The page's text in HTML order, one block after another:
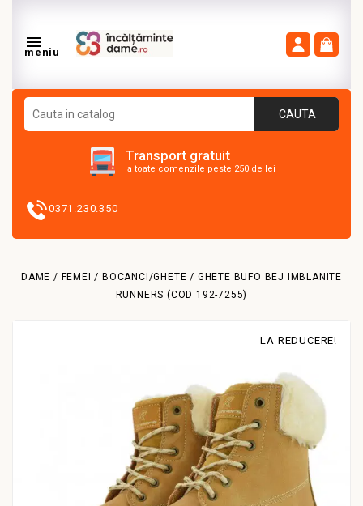

meniu
CAUTA
Transport gratuit
la toate comenzile peste 250 de lei
0371.230.350
DAME / FEMEI BOCANCI/GHETE
GHETE BUFO BEJ IMBLANITE
RUNNERS (COD 192-7255)
LA REDUCERE!